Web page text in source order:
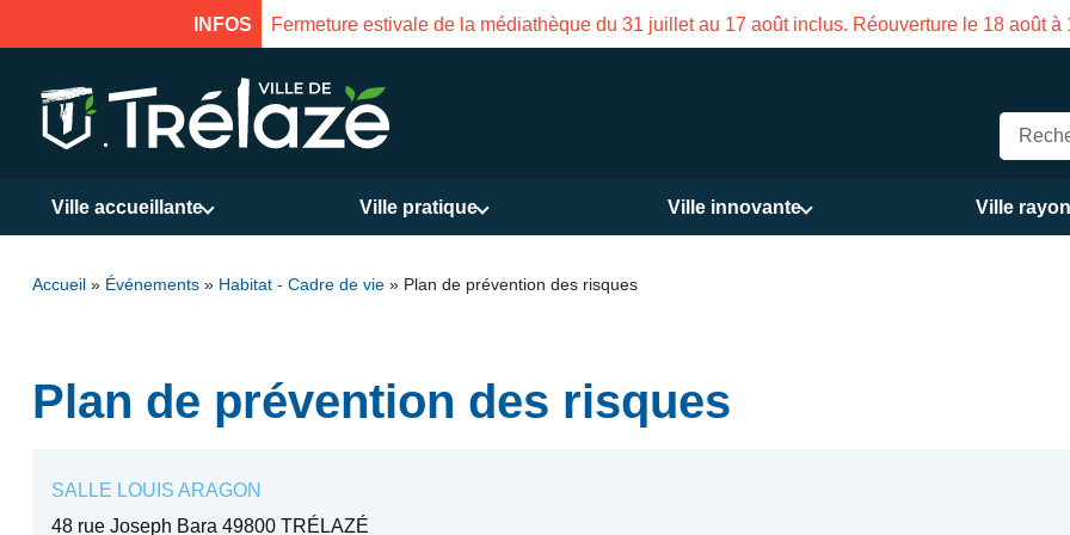
INFOS
Fermeture estivale de la médiathèque du 31 juillet au 17 août inclus. Réouverture le 18 août à 16h
Ville accueillante Ville pratique Ville innovante Ville
Accueil » Événements » Habitat - Cadre de vie » Plan de prévention des risques
Plan de prévention des risques
SALLE LOUIS ARAGON
48 rue Joseph Bara 49800 TRÉLAZÉ